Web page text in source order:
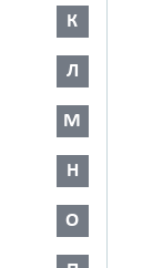
К
Л
М
Н
О